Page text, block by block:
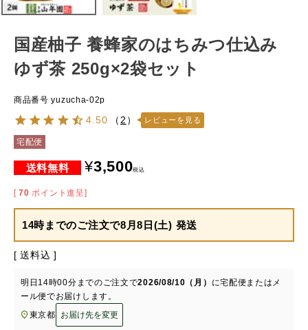
国産柚子 養蜂家のはちみつ仕込み
ゆず茶 250g×2袋セット
商品番号 yuzucha-02p
4.50 （ 2 ） レビューを見る
宅配便
¥3,500税込
[ 70 ポイント進呈]
14時までのご注文で8月8日(土) 発送
送料込
明日 14時00分 までのご注文で2026/08/10（月） に宅配便またはメ
ール便でお届けします。
東京都
お届け先を変更